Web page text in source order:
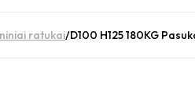
ratukai/D100 H125 180KG